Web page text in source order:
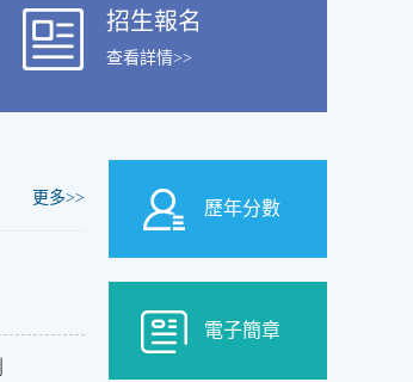
招生報名
查看詳情>>
更多>>
歷年分數
電子簡章